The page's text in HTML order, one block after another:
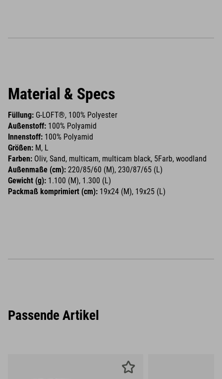
Material & Specs
Füllung: G-LOFT®, 100% Polyester
Außenstoff: 100% Polyamid
Innenstoff: 100% Polyamid
Größen: M, L
Farben: Oliv, Sand, multicam, multicam black, 5Farb, woodland
Außenmaße (cm): 220/85/60 (M), 230/87/65 (L)
Gewicht (g): 1.100 (M), 1.300 (L)
Packmaß komprimiert (cm): 19x24 (M), 19x25 (L)
Passende Artikel